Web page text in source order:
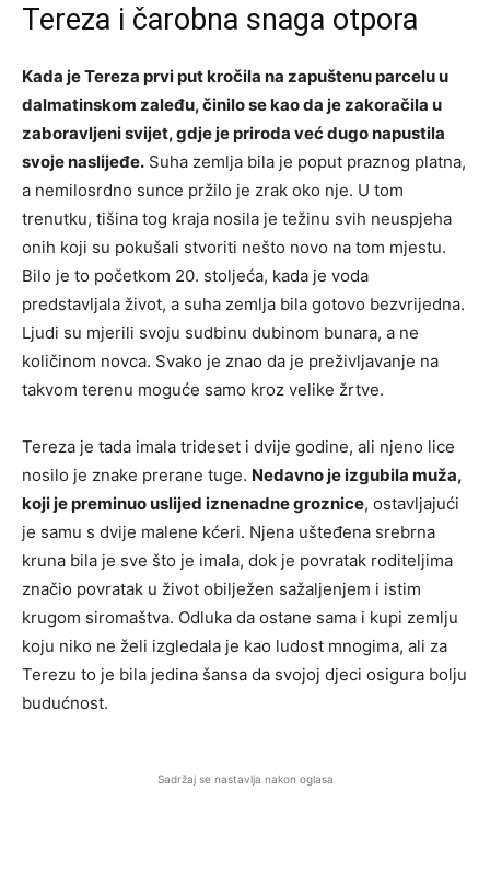
Tereza i čarobna snaga otpora
Kada je Tereza prvi put kročila na zapuštenu parcelu u
dalmatinskom zaleđu, činilo se kao da je zakoračila u
zaboravljeni svijet, gdje je priroda već dugo napustila
svoje naslijeđe. Suha zemlja bila je poput praznog platna,
a nemilosrdno sunce pržilo je zrak oko nje. U tom
trenutku, tišina tog kraja nosila je težinu svih neuspjeha
onih koji su pokušali stvoriti nešto novo na tom mjestu.
Bilo je to početkom 20. stoljeća, kada je voda
predstavljala život, a suha zemlja bila gotovo bezvrijedna.
Ljudi su mjerili svoju sudbinu dubinom bunara, a ne
količinom novca. Svako je znao da je preživljavanje na
takvom terenu moguće samo kroz velike žrtve.
Tereza je tada imala trideset i dvije godine, ali njeno lice
nosilo je znake prerane tuge. Nedavno je izgubila muža,
koji je preminuo uslijed iznenadne groznice, ostavljajući
je samu s dvije malene kćeri. Njena ušteđena srebrna
kruna bila je sve što je imala, dok je povratak roditeljima
značio povratak u život obilježen sažaljenjem i istim
krugom siromaštva. Odluka da ostane sama i kupi zemlju
koju niko ne želi izgledala je kao ludost mnogima, ali za
Terezu to je bila jedina šansa da svojoj djeci osigura bolju
budućnost.
Sadržaj se nastavlja nakon oglasa